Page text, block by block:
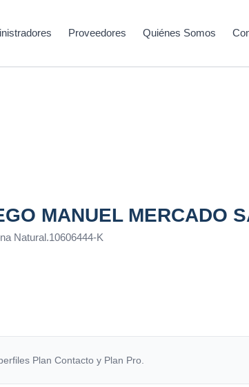
Proveedores Quiénes Somos
MANUEL MERCADO
Natural.10606444-K
Plan Contacto y Plan Pro.